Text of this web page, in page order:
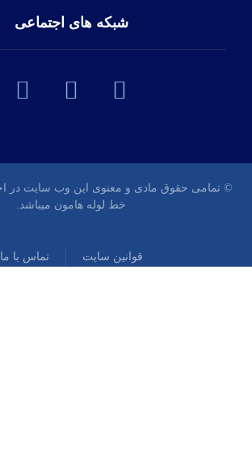
شبکه های اجتماعی
© تمامی حقوق مادی و معنوی این وب سایت در
خط لوله هامون میباشد.
تماس با ما قوانین سایت